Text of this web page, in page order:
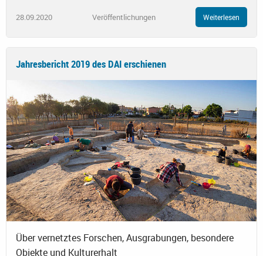
28.09.2020 Veröffentlichungen Weiterlesen
Jahresbericht 2019 des DAI erschienen
Über vernetztes Forschen, Ausgrabungen, besondere
Objekte und Kulturerhalt